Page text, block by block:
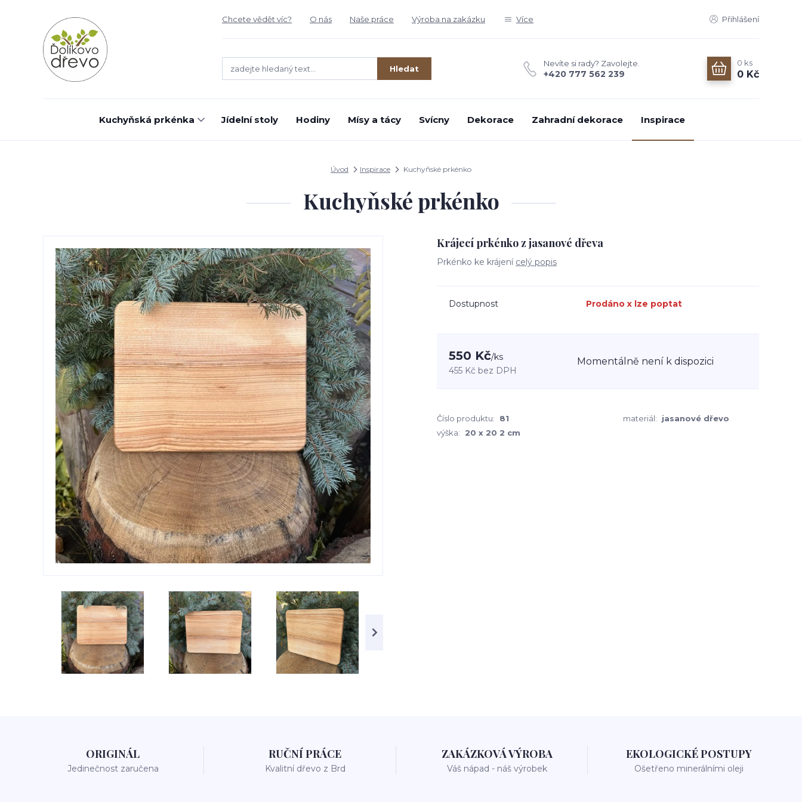
Chcete vědět víc? O nás Naše práce Výroba na zakázku Více Přihlášení
Hledat
Nevíte si rady? Zavolejte.
+420 777 562 239
0 ks
0 Kč
Kuchyňská prkénka Jídelní stoly Hodiny Mísy a tácy Svícny Dekorace Zahradní dekorace Inspirace
Úvod Inspirace Kuchyňské prkénko
Kuchyňské prkénko
Krájecí prkénko z jasanové dřeva
Prkénko ke krájení celý popis
Dostupnost Prodáno x lze poptat
550 Kč/ks
455 Kč bez DPH
Momentálně není k dispozici
Číslo produktu: 81 materiál:
jasanové dřevo
výška:
20 x 20 2 cm
ORIGINÁL
Jedinečnost zaručena
RUČNÍ PRÁCE
Kvalitní dřevo z Brd
ZAKÁZKOVÁ VÝROBA
Váš nápad - náš výrobek
EKOLOGICKÉ POSTUPY
Ošetřeno minerálními oleji